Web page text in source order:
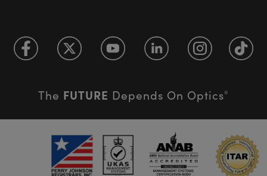
The FUTURE Depends On Optics®